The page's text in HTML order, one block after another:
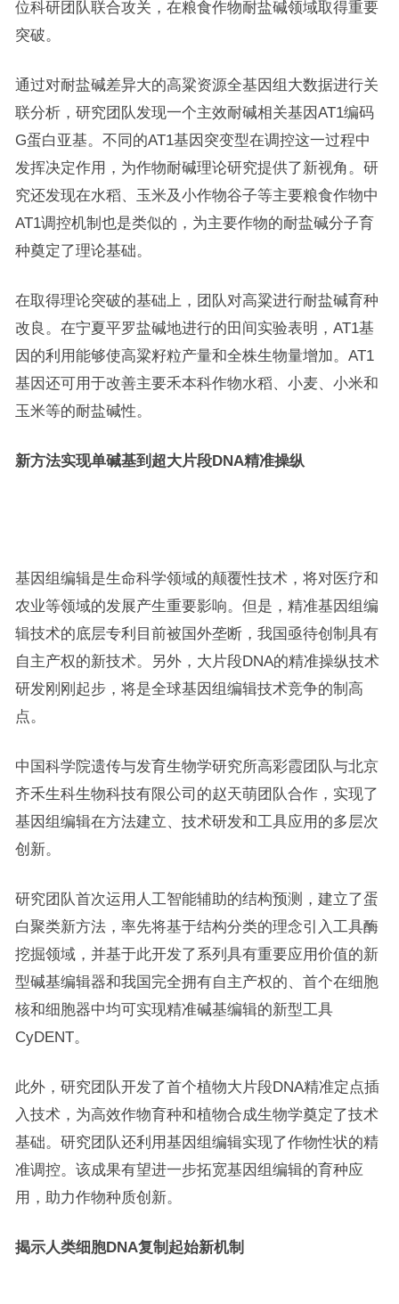
位科研团队联合攻关，在粮食作物耐盐碱领域取得重要
突破。
通过对耐盐碱差异大的高粱资源全基因组大数据进行关
联分析，研究团队发现一个主效耐碱相关基因AT1编码
G蛋白亚基。不同的AT1基因突变型在调控这一过程中
发挥决定作用，为作物耐碱理论研究提供了新视角。研
究还发现在水稻、玉米及小作物谷子等主要粮食作物中
AT1调控机制也是类似的，为主要作物的耐盐碱分子育
种奠定了理论基础。
在取得理论突破的基础上，团队对高粱进行耐盐碱育种
改良。在宁夏平罗盐碱地进行的田间实验表明，AT1基
因的利用能够使高粱籽粒产量和全株生物量增加。AT1
基因还可用于改善主要禾本科作物水稻、小麦、小米和
玉米等的耐盐碱性。
新方法实现单碱基到超大片段DNA精准操纵
基因组编辑是生命科学领域的颠覆性技术，将对医疗和
农业等领域的发展产生重要影响。但是，精准基因组编
辑技术的底层专利目前被国外垄断，我国亟待创制具有
自主产权的新技术。另外，大片段DNA的精准操纵技术
研发刚刚起步，将是全球基因组编辑技术竞争的制高
点。
中国科学院遗传与发育生物学研究所高彩霞团队与北京
齐禾生科生物科技有限公司的赵天萌团队合作，实现了
基因组编辑在方法建立、技术研发和工具应用的多层次
创新。
研究团队首次运用人工智能辅助的结构预测，建立了蛋
白聚类新方法，率先将基于结构分类的理念引入工具酶
挖掘领域，并基于此开发了系列具有重要应用价值的新
型碱基编辑器和我国完全拥有自主产权的、首个在细胞
核和细胞器中均可实现精准碱基编辑的新型工具
CyDENT。
此外，研究团队开发了首个植物大片段DNA精准定点插
入技术，为高效作物育种和植物合成生物学奠定了技术
基础。研究团队还利用基因组编辑实现了作物性状的精
准调控。该成果有望进一步拓宽基因组编辑的育种应
用，助力作物种质创新。
揭示人类细胞DNA复制起始新机制